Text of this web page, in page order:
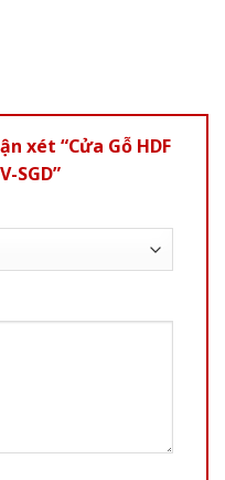
xét “Cửa Gỗ HDF
SGD”